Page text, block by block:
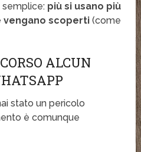
semplice: più si usano più
vengano scoperti (come
ALCUN
stato un pericolo
è comunque